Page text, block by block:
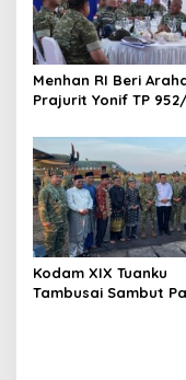
terhadap Penegakan
Hukum
Menhan RI Beri
Prajurit Yonif TP
Tambusai Percepat
Penguatan Satuan
Kodam XIX Tuanku
Tambusai Sambut